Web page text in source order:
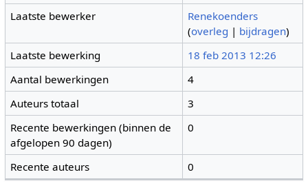
Laatste bewerker
Renekoenders
(overleg | bijdragen)
Laatste bewerking
18 feb 2013 12:26
Aantal bewerkingen
4
Auteurs totaal
3
Recente bewerkingen (binnen de
afgelopen 90 dagen)
0
Recente auteurs 0